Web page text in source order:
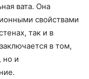
вата. Она
свойствами
так и в
в том,
но и